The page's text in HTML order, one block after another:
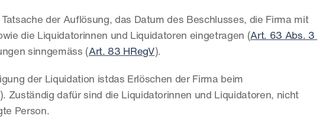
der Auflösung, das Datum des Beschlusses, die Firma mit
die Liquidatorinnen und Liquidatoren eingetragen (Art. 63 Abs. 3
sinngemäss (Art. 83 HRegV).
der Liquidation istdas Erlöschen der Firma beim
). Zuständig dafür sind die Liquidatorinnen und Liquidatoren, nicht
Person.